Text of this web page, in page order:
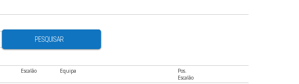
PESQUISAR
Escalão Equipa
Pos.
Escalão